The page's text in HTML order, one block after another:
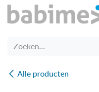
Overslaan naar inhoud
Alle producten